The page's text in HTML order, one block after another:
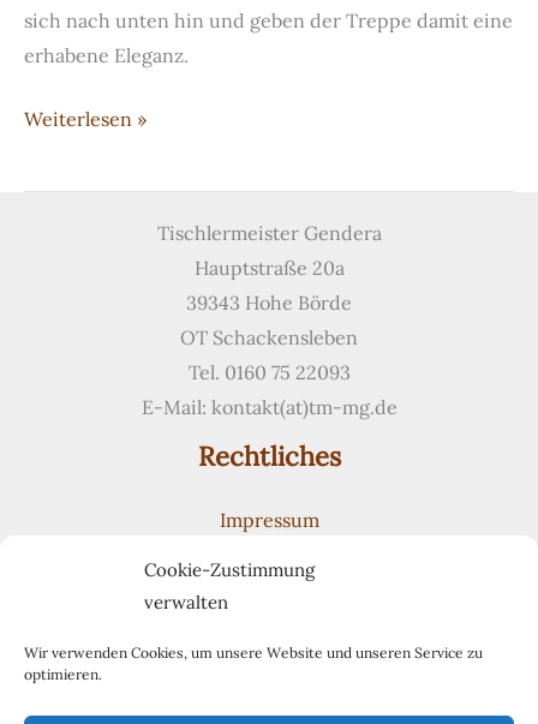
Cookie-Zustimmung
verwalten
Wir verwenden Cookies, um unsere Website und unseren Service zu
optimieren.
sich nach unten hin und geben der Treppe damit eine
erhabene Eleganz.
Treppe
Jungendstil
Weiterlesen »
Tischlermeister Gendera
Hauptstraße 20a
39343 Hohe Börde
OT Schackensleben
Tel. 0160 75 22093
E-Mail: kontakt(at)tm-mg.de
Rechtliches
Impressum
Cookie-Richtlinie (EU)
Suchen